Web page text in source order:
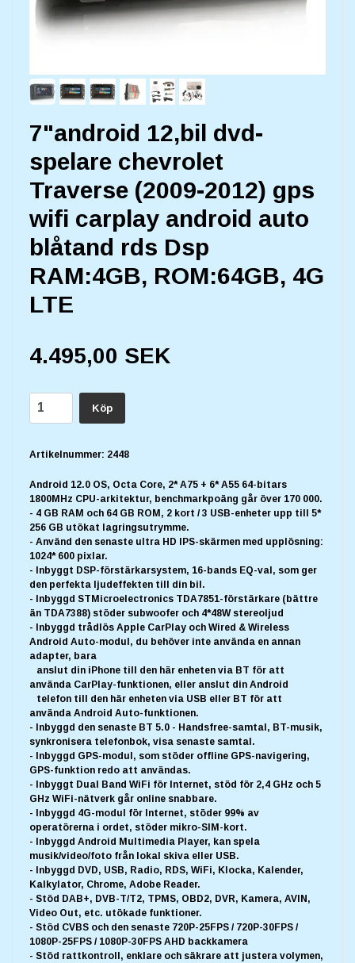
7"android 12,bil dvd-
spelare chevrolet
Traverse (2009-2012) gps
wifi carplay android auto
blåtand rds Dsp
RAM:4GB, ROM:64GB, 4G
LTE
4.495,00 SEK
Köp
Artikelnummer: 2448
Android 12.0 OS, Octa Core, 2* A75 + 6* A55 64-bitars
1800MHz CPU-arkitektur, benchmarkpoäng går över 170 000.
- 4 GB RAM och 64 GB ROM, 2 kort / 3 USB-enheter upp till 5*
256 GB utökat lagringsutrymme.
- Använd den senaste ultra HD IPS-skärmen med upplösning:
1024* 600 pixlar.
- Inbyggt DSP-förstärkarsystem, 16-bands EQ-val, som ger
den perfekta ljudeffekten till din bil.
- Inbyggd STMicroelectronics TDA7851-förstärkare (bättre
än TDA7388) stöder subwoofer och 4*48W stereoljud
- Inbyggd trådlös Apple CarPlay och Wired & Wireless
Android Auto-modul, du behöver inte använda en annan
adapter, bara
anslut din iPhone till den här enheten via BT för att
använda CarPlay-funktionen, eller anslut din Android
telefon till den här enheten via USB eller BT för att
använda Android Auto-funktionen.
- Inbyggd den senaste BT 5.0 - Handsfree-samtal, BT-musik,
synkronisera telefonbok, visa senaste samtal.
- Inbyggd GPS-modul, som stöder offline GPS-navigering,
GPS-funktion redo att användas.
- Inbyggt Dual Band WiFi för Internet, stöd för 2,4 GHz och 5
GHz WiFi-nätverk går online snabbare.
- Inbyggd 4G-modul för Internet, stöder 99% av
operatörerna i ordet, stöder mikro-SIM-kort.
- Inbyggd Android Multimedia Player, kan spela
musik/video/foto från lokal skiva eller USB.
- Inbyggd DVD, USB, Radio, RDS, WiFi, Klocka, Kalender,
Kalkylator, Chrome, Adobe Reader.
- Stöd DAB+, DVB-T/T2, TPMS, OBD2, DVR, Kamera, AVIN,
Video Out, etc. utökade funktioner.
- Stöd CVBS och den senaste 720P-25FPS / 720P-30FPS /
1080P-25FPS / 1080P-30FPS AHD backkamera
- Stöd rattkontroll, enklare och säkrare att justera volymen,